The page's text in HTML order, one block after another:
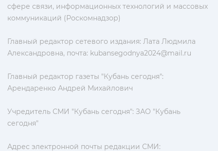
сфере связи, информационных технологий и массовых
коммуникаций (Роскомнадзор)
Главный редактор сетевого издания: Лата Людмила
Александровна, почта: kubansegodnya2024@mail.ru
Главный редактор газеты "Кубань сегодня":
Арендаренко Андрей Михайлович
Учредитель СМИ "Кубань сегодня": ЗАО "Кубань
сегодня"
Адрес электронной почты редакции СМИ: